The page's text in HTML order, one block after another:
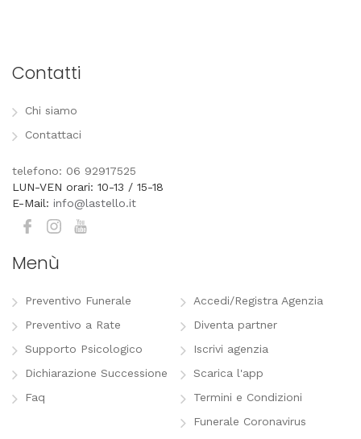
Contatti
Chi siamo
Contattaci
telefono: 06 92917525
LUN-VEN orari: 10-13 / 15-18
E-Mail: info@lastello.it
Menù
Preventivo Funerale
Preventivo a Rate
Supporto Psicologico
Dichiarazione Successione
Faq
Accedi/Registra Agenzia
Diventa partner
Iscrivi agenzia
Scarica l'app
Termini e Condizioni
Funerale Coronavirus